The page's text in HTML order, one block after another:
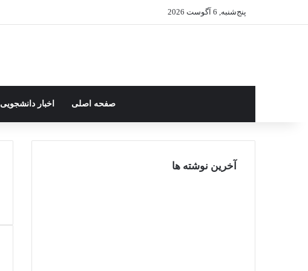
پنج‌شنبه, 6 آگوست 2026
صفحه اصلی اخبار دانشجویی
آخرین نوشته ها